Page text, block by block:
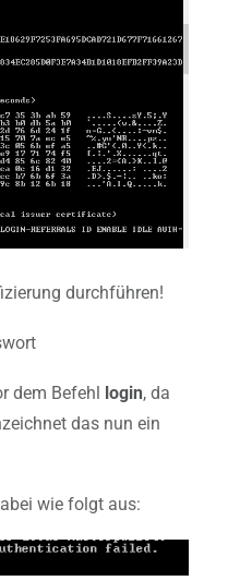
durchführen!
dem Befehl login, da
das nun ein
wie folgt aus: